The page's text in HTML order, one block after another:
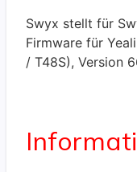
Swyx stellt für
Firmware für
/ T48S), Version